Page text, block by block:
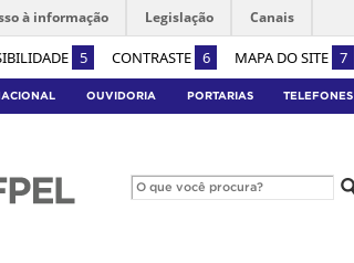
5 CONTRASTE 6 MAPA DO SITE 7
à informação Legislação Canais
OUVIDORIA PORTARIAS TELEFONES